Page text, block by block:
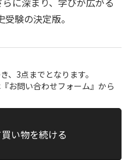
験の決定版。
、3点までとなります。
お問い合わせフォーム 』から
い物を続ける